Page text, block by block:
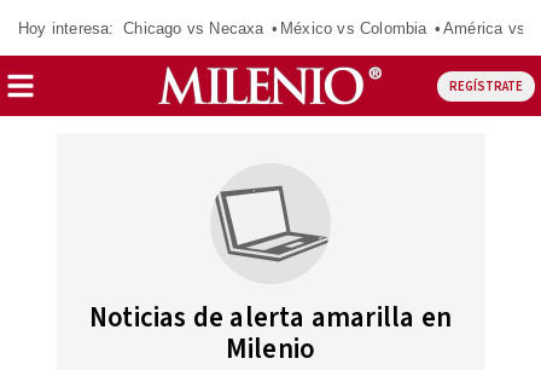
Hoy interesa: Chicago vs Necaxa México vs Colombia América vs
REGÍSTRATE
Noticias de alerta amarilla en
Milenio